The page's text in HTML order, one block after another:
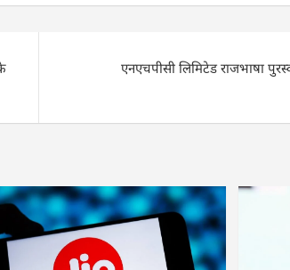
एनएचपीसी लिमिटेड राजभाषा